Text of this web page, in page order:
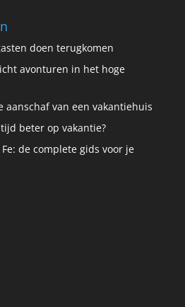
doen terugkomen
avonturen in het hoge
aanschaf van een vakantiehuis
beter op vakantie?
de complete gids voor je